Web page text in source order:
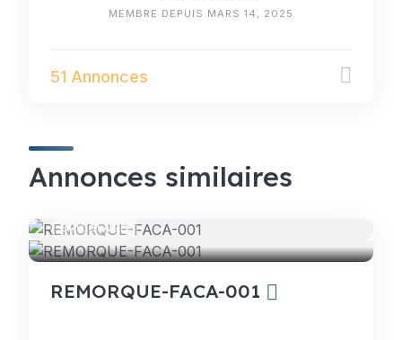
MEMBRE DEPUIS MARS 14, 2025
51 Annonces
Annonces similaires
BRICOLAGE
REMORQUE-FACA-001